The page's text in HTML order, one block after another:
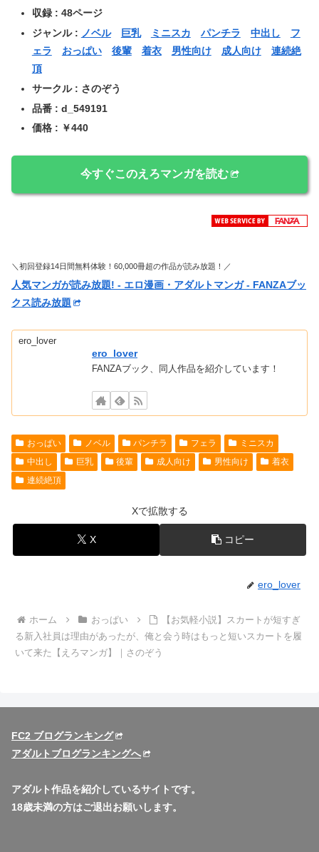
収録 : 48ページ
ジャンル : ノベル 巨乳 ミニスカ パンチラ 中出し
フ
ェラ
おっぱい 後輩 着衣 男性向け 成人向け
連続絶
頂
サークル : さのぞう
品番 : d_549191
価格 : ￥440
今すぐこのえろマンガを読む
＼初回登録14日間無料体験！60,000冊超の作品が読み放題！／
人気マンガが読み放題! - エロ漫画・アダルトマンガ - FANZAブッ
クス読み放題
ero_lover
ero_lover
FANZAブック、同人作品を紹介しています！
おっぱい ノベル パンチラ フェラ
ミニスカ
中出し
巨乳 後輩 成人向け 男性向け
着衣
連続絶頂
Xで拡散する
X コピー
ero_lover
ホーム おっぱい
【お気軽小説】スカートが短すぎ
る新入社員は理由があったが、俺と会う時はもっと短いスカートを履
いて来た【えろマンガ】｜さのぞう
FC2 ブログランキング
アダルトブログランキングへ
アダルト作品を紹介しているサイトです。
18歳未満の方はご退出お願いします。